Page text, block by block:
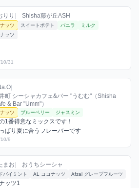
ックスを見る
り / お店シーシャ / 2025年10月31日
りり | Shisha藤が丘ASH
フレーバー
ッツ スイートポテト バニラ
ミルク
ッツ
31
クスを見る
/ お店シーシャ / 2025年10月9日
|
町 シーシャカフェ&バー "うむむ"（Shisha
& Bar "Umm"）
フレーバー
ッツ ブルーベリー ジャスミン
ト
1番得意なミックスです！
ぱり夏に合うフレーバーです
9
ックスを見る
お / おうちシーシャ / 2025年10月9日
まお| おうちシーシャ
フレーバー
バイミント AL ココナッツ Afzal グレープフルーツ
ト
ッツ1